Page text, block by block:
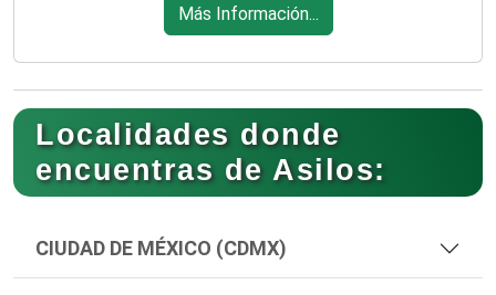
Más Información...
Localidades donde
encuentras de Asilos:
CIUDAD DE MÉXICO (CDMX)